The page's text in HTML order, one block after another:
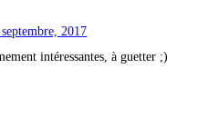
2017
intéressantes, à guetter ;)